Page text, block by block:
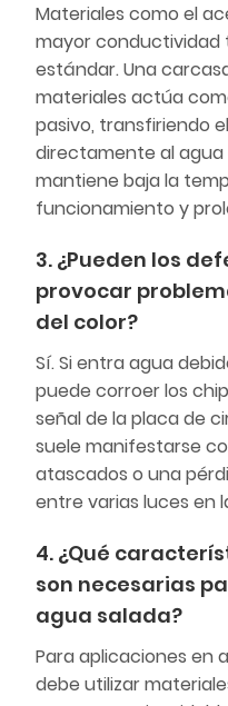
Materiales como el
mayor conductividad
estándar. Una
materiales actúa
pasivo, transfiriendo
directamente al agua
mantiene baja la
funcionamiento y
3. ¿Pueden los
provocar
del color?
Sí. Si entra agua
puede corroer los
señal de la placa de
suele manifestarse
atascados o una
entre varias luces en
4. ¿Qué
son necesarias
agua salada?
Para aplicaciones en
debe utilizar